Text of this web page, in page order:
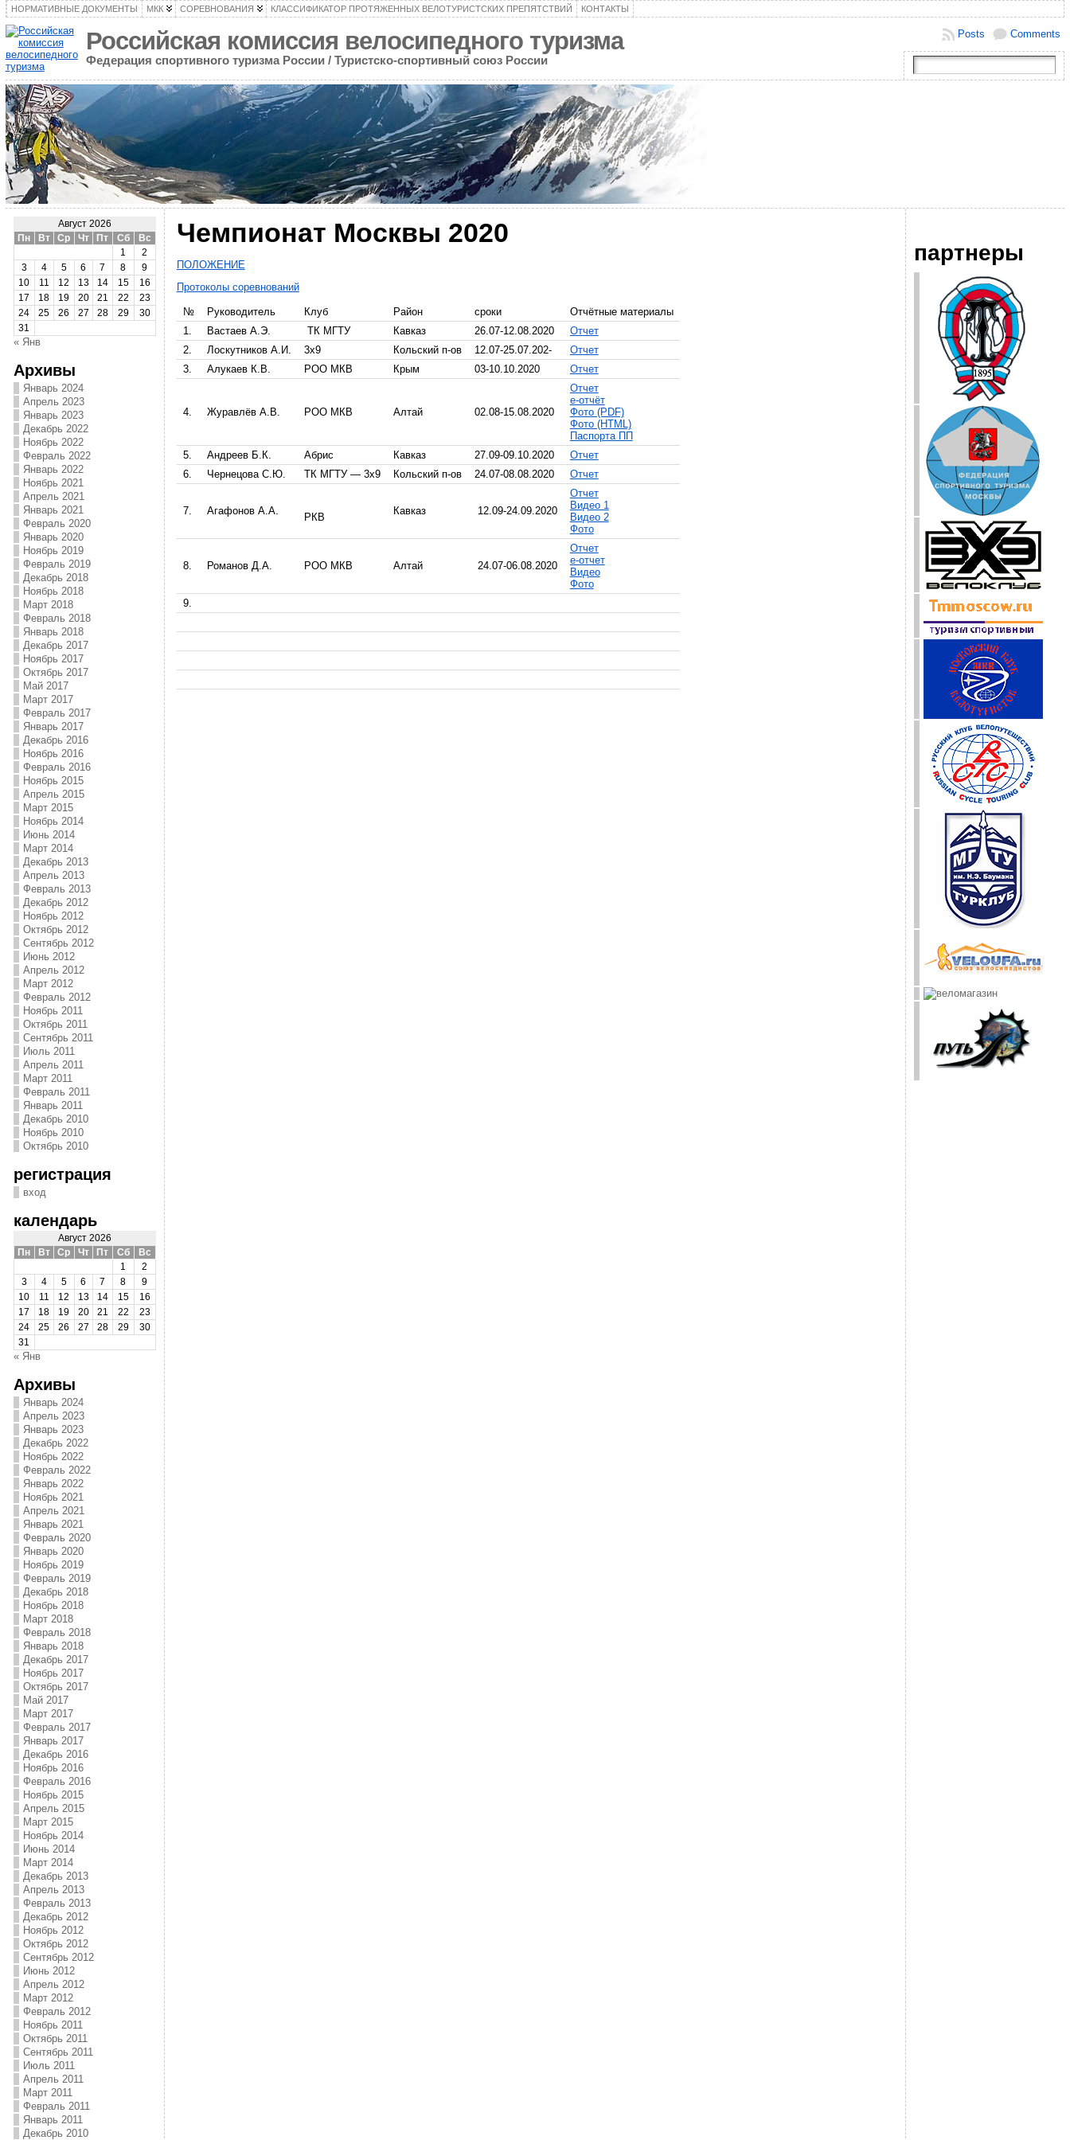
НОРМАТИВНЫЕ ДОКУМЕНТЫ МКК СОРЕВНОВАНИЯ КЛАССИФИКАТОР ПРОТЯЖЕННЫХ ВЕЛОТУРИСТСКИХ ПРЕПЯТСТВИЙ КОНТАКТЫ
Российская комиссия велосипедного туризма
Федерация спортивного туризма России / Туристско-спортивный союз России
Comments
Posts
Август 2026
Пн
Вт Ср Чт Пт Сб
Вс
1
2
3
4 5 6 7 8
9
10
11 12 13 14 15
16
17
18 19 20 21 22
23
24
25 26 27 28 29
30
31
« Янв
Архивы
Январь 2024
Апрель 2023
Январь 2023
Декабрь 2022
Ноябрь 2022
Февраль 2022
Январь 2022
Ноябрь 2021
Апрель 2021
Январь 2021
Февраль 2020
Январь 2020
Ноябрь 2019
Февраль 2019
Декабрь 2018
Ноябрь 2018
Март 2018
Февраль 2018
Январь 2018
Декабрь 2017
Ноябрь 2017
Октябрь 2017
Май 2017
Март 2017
Февраль 2017
Январь 2017
Декабрь 2016
Ноябрь 2016
Февраль 2016
Ноябрь 2015
Апрель 2015
Март 2015
Ноябрь 2014
Июнь 2014
Март 2014
Декабрь 2013
Апрель 2013
Февраль 2013
Декабрь 2012
Ноябрь 2012
Октябрь 2012
Сентябрь 2012
Июнь 2012
Апрель 2012
Март 2012
Февраль 2012
Ноябрь 2011
Октябрь 2011
Сентябрь 2011
Июль 2011
Апрель 2011
Март 2011
Февраль 2011
Январь 2011
Декабрь 2010
Ноябрь 2010
Октябрь 2010
регистрация
вход
календарь
Август 2026
Пн
Вт Ср Чт Пт Сб
Вс
1
2
3
4 5 6 7 8
9
10
11 12 13 14 15
16
17
18 19 20 21 22
23
24
25 26 27 28 29
30
31
« Янв
Архивы
Январь 2024
Апрель 2023
Январь 2023
Декабрь 2022
Ноябрь 2022
Февраль 2022
Январь 2022
Ноябрь 2021
Апрель 2021
Январь 2021
Февраль 2020
Январь 2020
Ноябрь 2019
Февраль 2019
Декабрь 2018
Ноябрь 2018
Март 2018
Февраль 2018
Январь 2018
Декабрь 2017
Ноябрь 2017
Октябрь 2017
Май 2017
Март 2017
Февраль 2017
Январь 2017
Декабрь 2016
Ноябрь 2016
Февраль 2016
Ноябрь 2015
Апрель 2015
Март 2015
Ноябрь 2014
Июнь 2014
Март 2014
Декабрь 2013
Апрель 2013
Февраль 2013
Декабрь 2012
Ноябрь 2012
Октябрь 2012
Сентябрь 2012
Июнь 2012
Апрель 2012
Март 2012
Февраль 2012
Ноябрь 2011
Октябрь 2011
Сентябрь 2011
Июль 2011
Апрель 2011
Март 2011
Февраль 2011
Январь 2011
Декабрь 2010
Чемпионат Москвы 2020
ПОЛОЖЕНИЕ
Протоколы соревнований
№ Руководитель Клуб Район сроки
Отчётные материалы
1.
Вастаев А.Э. ТК МГТУ Кавказ 26.07-12.08.2020
Отчет
2.
Лоскутников А.И. 3х9 Кольский п-ов 12.07-25.07.202-
Отчет
3.
Алукаев К.В. РОО МКВ Крым 03-10.10.2020 Отчет
4. Журавлёв А.В. РОО МКВ Алтай 02.08-15.08.2020
Отчет
e-отчёт
Фото (PDF)
Фото (HTML)
Паспорта ПП
5.
Андреев Б.К. Абрис Кавказ 27.09-09.10.2020
Отчет
6.
Чернецова С.Ю. ТК МГТУ — 3х9 Кольский п-ов 24.07-08.08.2020 Отчет
7. Агафонов А.А.
РКВ
Кавказ 12.09-24.09.2020
Отчет
Видео 1
Видео 2
Фото
8. Романов Д.А. РОО МКВ Алтай 24.07-06.08.2020
Отчет
е-отчет
Видео
Фото
9.
партнеры